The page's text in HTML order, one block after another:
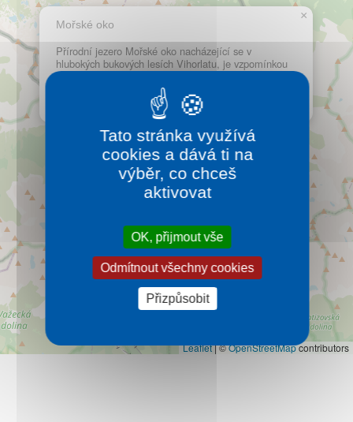
Atrakce
O nás
Kontakt
Mořské oko
Přírodní jezero Mořské oko nacházející se v
hlubokých bukových lesích Vihorlatu, je vzpomínkou
na vulkanickou aktivitu tohoto pohoří a nemá obdoby
ve vulkanických pohořích Evropy.
×
Leaflet|©OpenStreetMapcontributors
Tato stránka využívá
cookies a dává ti na
výběr, co chceš
aktivovat
OK, přijmout vše
Odmítnout všechny cookies
Přizpůsobit